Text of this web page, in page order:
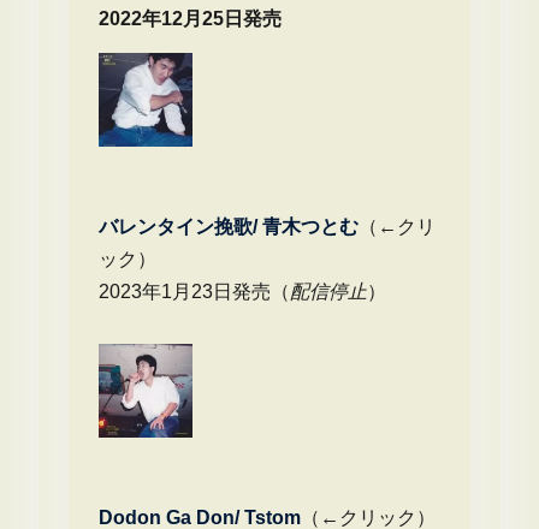
2022年12月25日発売
バレンタイン挽歌/ 青木つとむ（←クリ
ック）
2023年1月23日発売（配信停止）
Dodon Ga Don/ Tstom（←クリック）